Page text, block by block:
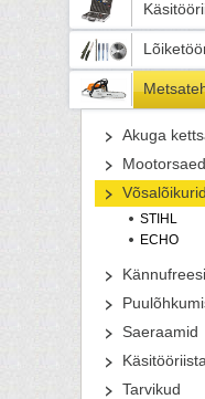
Akuga
Mootorsaed
Võsalõikurid
STIHL
ECHO
Saeraamid
Tarvikud